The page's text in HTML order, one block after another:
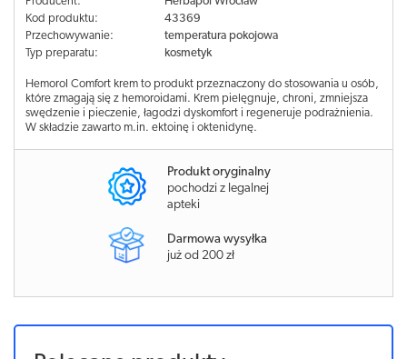
Kod produktu:
43369
Przechowywanie:
temperatura pokojowa
Typ preparatu:
kosmetyk
Hemorol Comfort krem to produkt przeznaczony do stosowania u osób,
które zmagają się z hemoroidami. Krem pielęgnuje, chroni, zmniejsza
swędzenie i pieczenie, łagodzi dyskomfort i regeneruje podrażnienia.
W składzie zawarto m.in. ektoinę i oktenidynę.
Produkt oryginalny
pochodzi z legalnej
apteki
Darmowa wysyłka
już od 200 zł